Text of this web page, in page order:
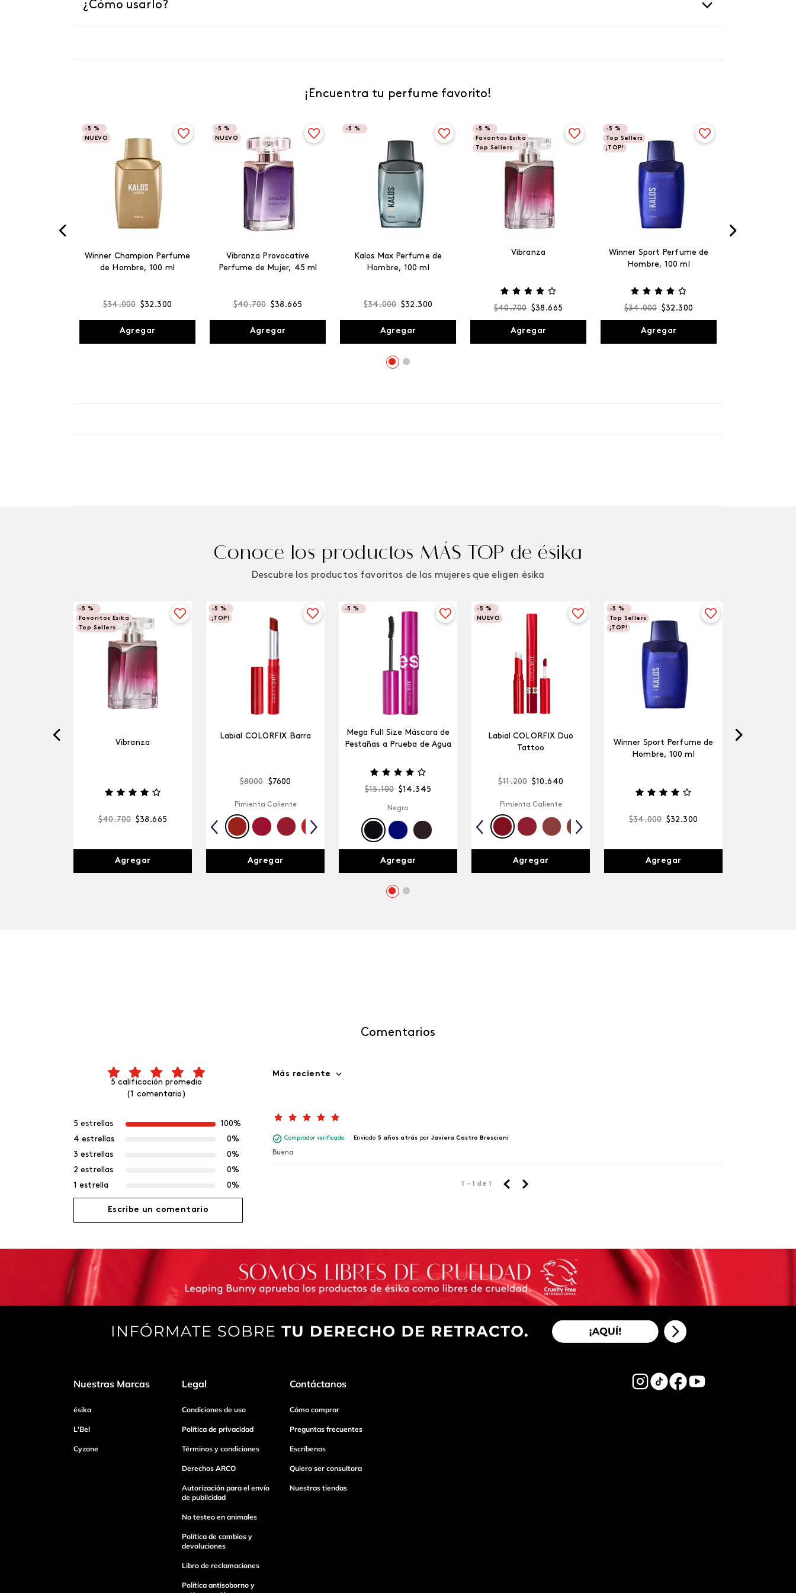
¿Cómo usarlo?
¡Encuentra tu perfume favorito!
-5 %
NUEVO
Winner Champion Perfume
de Hombre, 100 ml
$34.000 $32 .300
Agregar
-5 %
NUEVO
Vibranza Provocative
Perfume de Mujer, 45 ml
$40.700 $38 .665
Agregar
-5 %
Kalos Max Perfume de
Hombre, 100 ml
$34.000 $32 .300
Agregar
-5 %
Favoritos Esika
Top Sellers
Vibranza
$40.700 $38 .665
Agregar
-5 %
Top Sellers
¡TOP!
Winner Sport Perfume de
Hombre, 100 ml
$34.000 $32 .300
Agregar
Conoce los productos MÁS TOP de ésika
Descubre los productos favoritos de las mujeres que eligen ésika
-5 %
Favoritos Esika
Top Sellers
Vibranza
$40.700 $38 .665
Agregar
-5 %
¡TOP!
Labial COLORFIX Barra
$8000 $7600
Pimienta Caliente
Agregar
-5 %
Mega Full Size Máscara de
Pestañas a Prueba de Agua
$15.100 $14 .345
Negro
Agregar
-5 %
NUEVO
Labial COLORFIX Duo
Tattoo
$11.200 $10 .640
Pimienta Caliente
Agregar
-5 %
Top Sellers
¡TOP!
Winner Sport Perfume de
Hombre, 100 ml
$34.000 $32 .300
Agregar
Comentarios
5 calificación promedio
(1 comentario)
5 estrellas
100%
4 estrellas
0%
3 estrellas
0%
2 estrellas
0%
1 estrella
0%
Escribe un comentario
Agregar comentario
Título
Escribe un comentario
Enviar Comentario
Más reciente
Comprador verificado Enviado 5 años atrás por Javiera Castro Bresciani
Buena
1 - 1 de 1
Nuestras Marcas
ésika
L'Bel
Cyzone
Legal
Condiciones de uso
Política de privacidad
Términos y condiciones
Derechos ARCO
Autorización para el envío
de publicidad
No testeo en animales
Política de cambios y
devoluciones
Libro de reclamaciones
Política antisoborno y
Contáctanos
Cómo comprar
Preguntas frecuentes
Escríbenos
Quiero ser consultora
Nuestras tiendas